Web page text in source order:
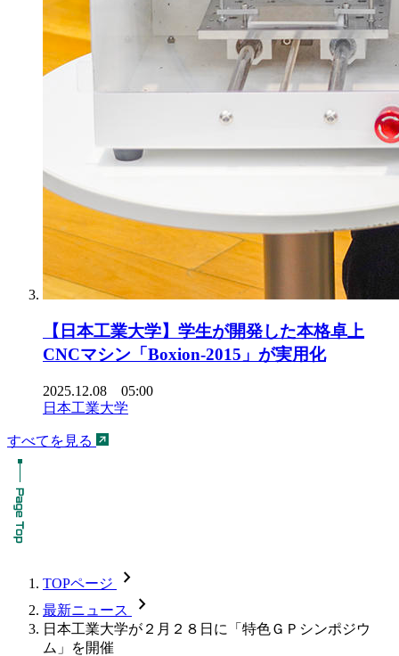
【日本工業大学】学生が開発した本格卓上
CNCマシン「Boxion-2015」が実用化
2025.12.08 05:00
日本工業大学
すべてを見る
TOPページ chevron_forward
最新ニュース chevron_forward
日本工業大学が２月２８日に「特色ＧＰシンポジウ
ム」を開催